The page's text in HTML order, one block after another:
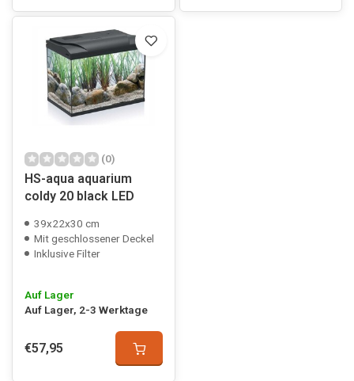
(0)
HS-aqua aquarium
coldy 20 black LED
39x22x30 cm
Mit geschlossener Deckel
Inklusive Filter
Auf Lager
Auf Lager, 2-3 Werktage
€57,95